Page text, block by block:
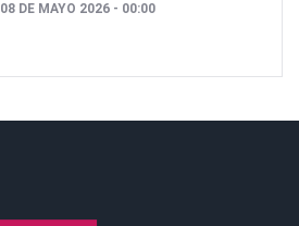
08 DE MAYO 2026 - 00:00